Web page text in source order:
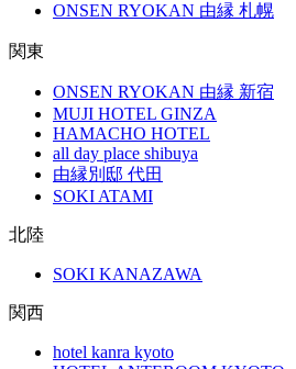
ONSEN RYOKAN 由縁 札幌
関東
ONSEN RYOKAN 由縁 新宿
MUJI HOTEL GINZA
HAMACHO HOTEL
all day place shibuya
由縁別邸 代田
SOKI ATAMI
北陸
SOKI KANAZAWA
関西
hotel kanra kyoto